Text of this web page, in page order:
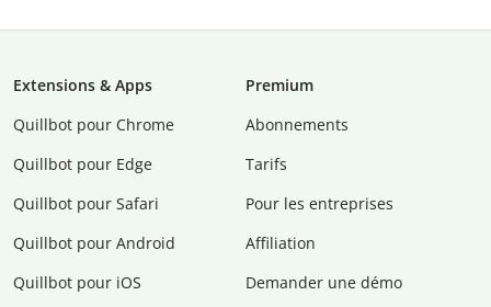
Extensions & Apps
Quillbot pour Chrome
Quillbot pour Edge
Quillbot pour Safari
Quillbot pour Android
Quillbot pour iOS
Premium
Abonnements
Tarifs
Pour les entreprises
Affiliation
Demander une démo